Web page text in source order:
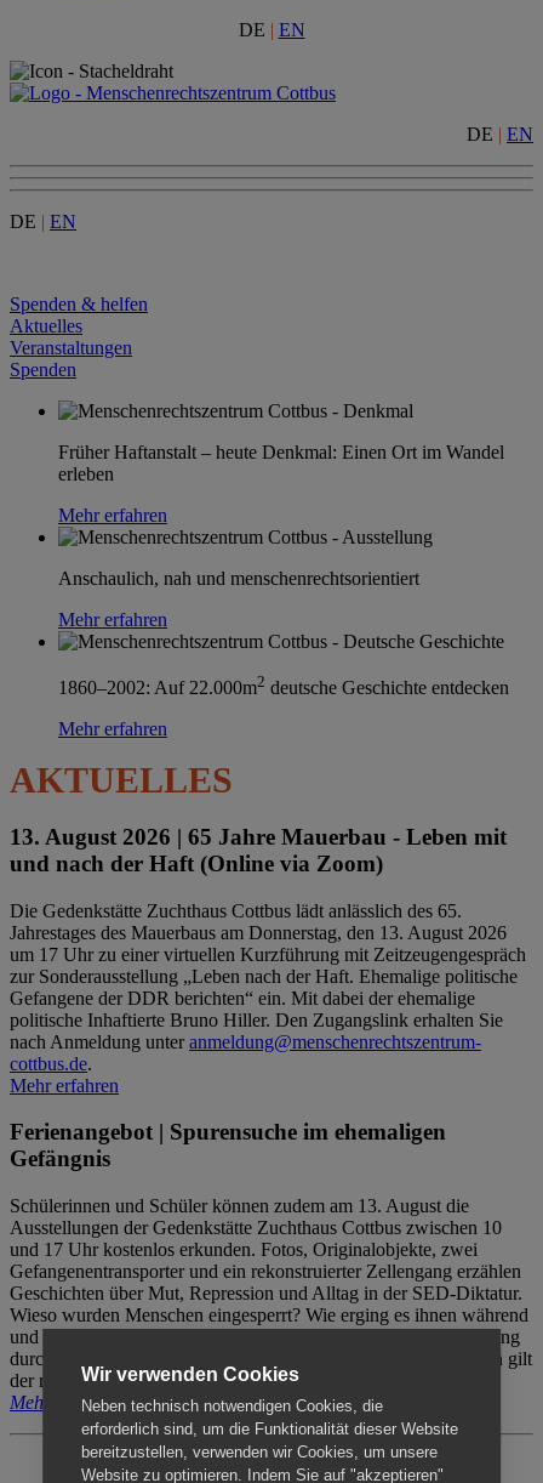
DE | EN
DE | EN
DE | EN
Spenden & helfen
Aktuelles
Veranstaltungen
Spenden
Früher Haftanstalt – heute Denkmal: Einen Ort im Wandel
erleben
Mehr erfahren
Anschaulich, nah und menschenrechtsorientiert
Mehr erfahren
1860–2002: Auf 22.000m2 deutsche Geschichte entdecken
Mehr erfahren
AKTUELLES
13. August 2026 | 65 Jahre Mauerbau - Leben mit
und nach der Haft (Online via Zoom)
Die Gedenkstätte Zuchthaus Cottbus lädt anlässlich des 65.
Jahrestages des Mauerbaus am Donnerstag, den 13. August 2026
um 17 Uhr zu einer virtuellen Kurzführung mit Zeitzeugengespräch
zur Sonderausstellung „Leben nach der Haft. Ehemalige politische
Gefangene der DDR berichten“ ein. Mit dabei der ehemalige
politische Inhaftierte Bruno Hiller. Den Zugangslink erhalten Sie
nach Anmeldung unteranmeldung@menschenrechtszentrum-
cottbus.de.
Mehr erfahren
Ferienangebot | Spurensuche im ehemaligen
Gefängnis
Schülerinnen und Schüler können zudem am 13. August die
Ausstellungen der Gedenkstätte Zuchthaus Cottbus zwischen 10
und 17 Uhr kostenlos erkunden. Fotos, Originalobjekte, zwei
Gefangenentransporter und ein rekonstruierter Zellengang erzählen
Geschichten über Mut, Repression und Alltag in der SED-Diktatur.
Wieso wurden Menschen eingesperrt? Wie erging es ihnen während
und nach der Haft? Der Besuch erfolgt individuell ohne Betreuung
durch das Menschenrechtszentrum Cottbus. Für Begleitpersonen gilt
der reguläre Eintritt (8€ / ermäßigt 5€).
Mehr erfahren
Wir verwenden Cookies
Neben technisch notwendigen Cookies, die
erforderlich sind, um die Funktionalität dieser Website
bereitzustellen, verwenden wir Cookies, um unsere
Website zu optimieren. Indem Sie auf "akzeptieren"